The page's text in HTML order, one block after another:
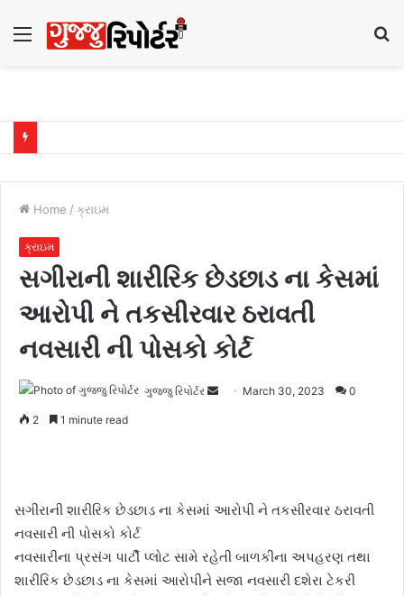
Menu
Home / ક્રાઇમ
ક્રાઇમ
સગીરાની શારીરિક છેડછાડ ના કેસમાં
આરોપી ને તકસીરવાર ઠરાવતી
નવસારી ની પોસકો કોર્ટ
ગુજ્જુ રિપોર્ટર
a
i
March 30, 2023 0
2 1 minute read
સગીરાની શારીરિક છેડછાડ ના કેસમાં આરોપી ને તકસીરવાર ઠરાવતી
નવસારી ની પોસકો કોર્ટ
નવસારીના પ્રસંગ પાર્ટી પ્લોટ સામે રહેતી બાળકીના અપહરણ તથા
શારીરિક છેડછાડ ના કેસમાં આરોપીને સજા નવસારી દશેરા ટેકરી